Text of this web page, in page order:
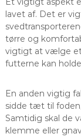
lavet af. Det er
tørre og
vigtigt at vælge et
futterne kan
En anden vigtig
sidde tæt til
Samtidig skal de
klemme eller